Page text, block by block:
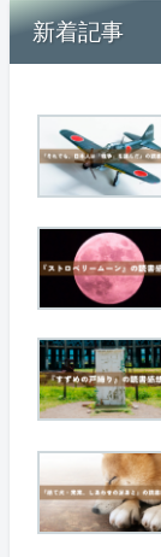
新着記事